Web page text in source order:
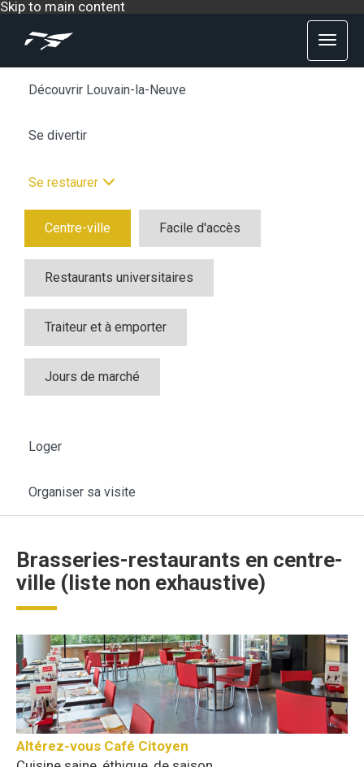
Skip to main content
Découvrir Louvain-la-Neuve
Se divertir
Se restaurer
Centre-ville Facile d'accès
Restaurants universitaires
Traiteur et à emporter
Jours de marché
Loger
Organiser sa visite
Brasseries-restaurants en centre-
ville (liste non exhaustive)
Altérez-vous Café Citoyen